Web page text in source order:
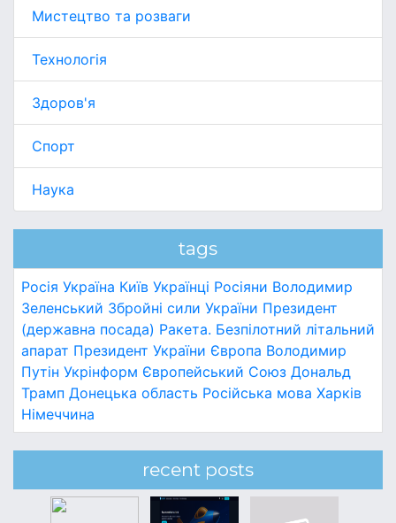
Мистецтво та розваги
Технологія
Здоров'я
Спорт
Наука
tags
Росія Україна Київ Українці Росіяни Володимир
Зеленський Збройні сили України Президент
(державна посада) Ракета. Безпілотний літальний
апарат Президент України Європа Володимир
Путін Укрінформ Європейський Союз Дональд
Трамп Донецька область Російська мова Харків
Німеччина
recent posts